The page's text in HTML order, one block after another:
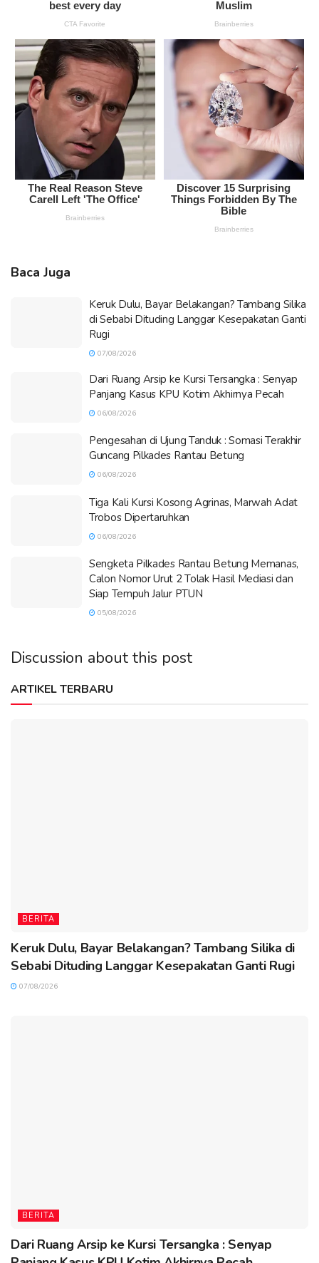
Baca Juga
Keruk Dulu, Bayar Belakangan? Tambang Silika
di Sebabi Dituding Langgar Kesepakatan Ganti
Rugi
07/08/2026
Dari Ruang Arsip ke Kursi Tersangka : Senyap
Panjang Kasus KPU Kotim Akhirnya Pecah
06/08/2026
Pengesahan di Ujung Tanduk : Somasi Terakhir
Guncang Pilkades Rantau Betung
06/08/2026
Tiga Kali Kursi Kosong Agrinas, Marwah Adat
Trobos Dipertaruhkan
06/08/2026
Sengketa Pilkades Rantau Betung Memanas,
Calon Nomor Urut 2 Tolak Hasil Mediasi dan
Siap Tempuh Jalur PTUN
05/08/2026
Discussion about this post
ARTIKEL TERBARU
BERITA
Keruk Dulu, Bayar Belakangan? Tambang Silika di
Sebabi Dituding Langgar Kesepakatan Ganti Rugi
07/08/2026
BERITA
Dari Ruang Arsip ke Kursi Tersangka : Senyap